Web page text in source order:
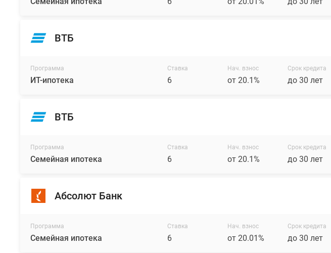
ВТБ
Программа
ИТ-ипотека
Ставка
6
Нач. взнос
от 20.1%
Срок кредита
до 30 лет
ВТБ
Программа
Семейная ипотека
Ставка
6
Нач. взнос
от 20.1%
Срок кредита
до 30 лет
Абсолют Банк
Программа
Семейная ипотека
Ставка
6
Нач. взнос
от 20.01%
Срок кредита
до 30 лет